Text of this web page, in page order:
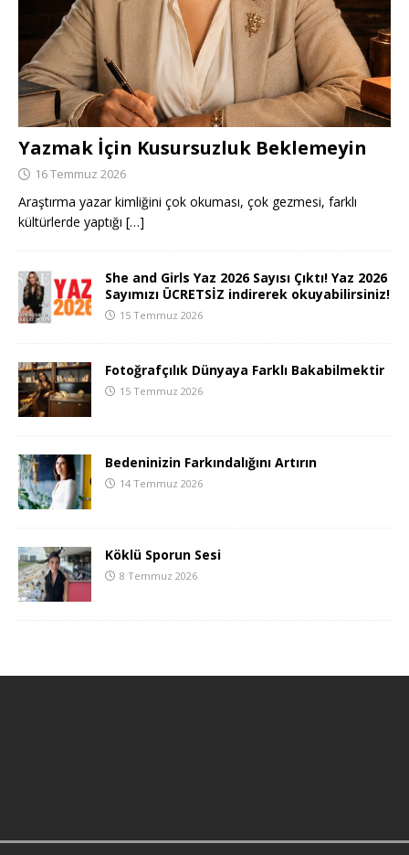
Yazmak İçin Kusursuzluk Beklemeyin
16 Temmuz 2026
Araştırma yazar kimliğini çok okuması, çok gezmesi, farklı
kültürlerde yaptığı […]
She and Girls Yaz 2026 Sayısı Çıktı! Yaz 2026
Sayımızı ÜCRETSİZ indirerek okuyabilirsiniz!
15 Temmuz 2026
Fotoğrafçılık Dünyaya Farklı Bakabilmektir
15 Temmuz 2026
Bedeninizin Farkındalığını Artırın
14 Temmuz 2026
Köklü Sporun Sesi
8 Temmuz 2026